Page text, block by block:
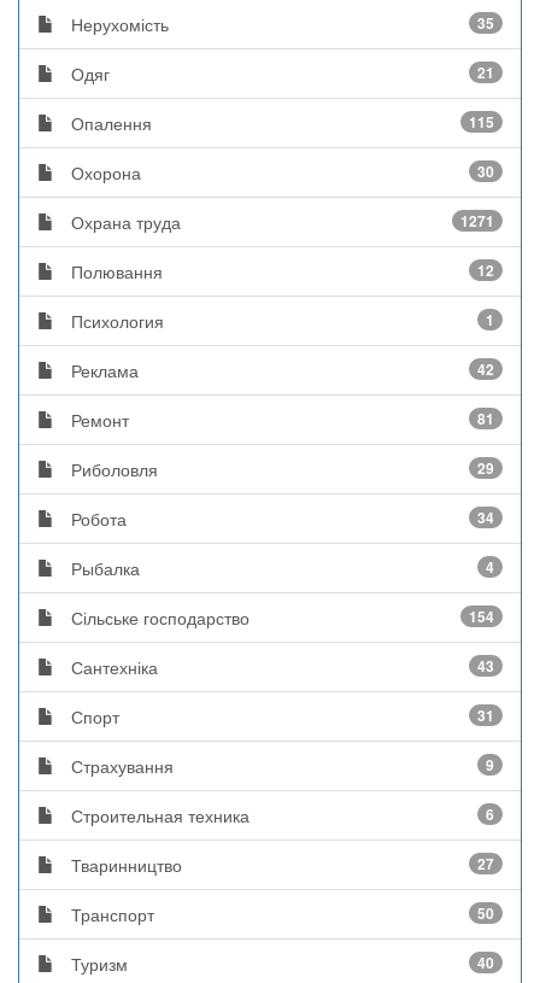
Нерухомість 35
Одяг 21
Опалення 115
Охорона 30
Охрана труда 1271
Полювання 12
Психология 1
Реклама 42
Ремонт 81
Риболовля 29
Робота 34
Рыбалка 4
Сільське господарство 154
Сантехніка 43
Спорт 31
Страхування 9
Строительная техника 6
Тваринництво 27
Транспорт 50
Туризм 40